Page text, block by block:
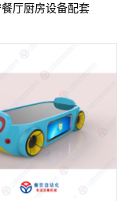
厅厨房设备配套